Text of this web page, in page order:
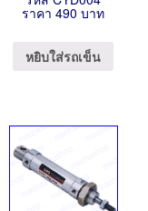
ราคา 490 บาท
หยิบใส่รถเข็น